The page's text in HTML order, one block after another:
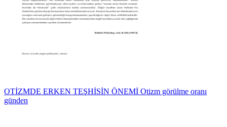
OTİZMDE ERKEN TEŞHİSİN ÖNEMİ Otizm görülme oranı
günden